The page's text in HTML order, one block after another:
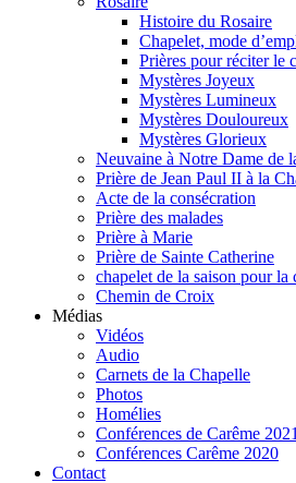
Histoire du Rosaire
Chapelet, mode
Prières pour réciter le
Mystères Joyeux
Mystères Lumineux
Mystères Douloureux
Mystères Glorieux
Neuvaine à Notre Dame de
Prière de Jean Paul II à la
Acte de la consécration
Prière des malades
Prière à Marie
Prière de Sainte Catherine
chapelet de la saison pour la
Chemin de Croix
Médias
Vidéos
Audio
Carnets de la Chapelle
Photos
Homélies
Conférences de Carême 2021
Conférences Carême 2020
Contact